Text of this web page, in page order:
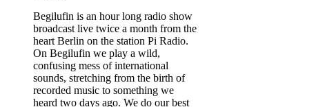
Begilufin is an hour long radio show
broadcast live twice a month from the
heart Berlin on the station Pi Radio.
On Begilufin we play a wild,
confusing mess of international
sounds, stretching from the birth of
recorded music to something we
heard two days ago. We do our best